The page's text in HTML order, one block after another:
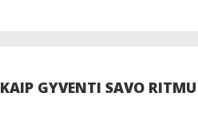
KAIP GYVENTI SAVO